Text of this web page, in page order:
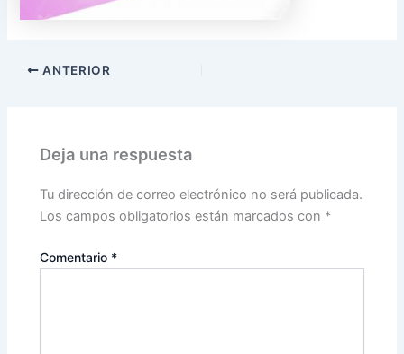
ANTERIOR
Deja una respuesta
Tu dirección de correo electrónico no será publicada.
Los campos obligatorios están marcados con *
Comentario *